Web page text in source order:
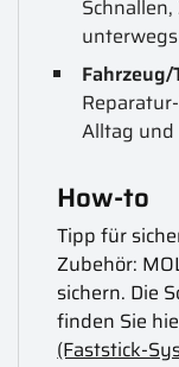
unterwegs
Alltag und
How-to
Tipp für
Zubehör:
sichern. Die
finden Sie
(Faststick-